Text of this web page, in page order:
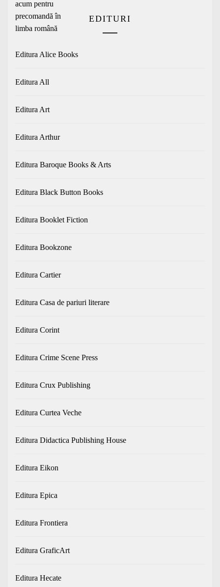
EDITURI
Editura Alice Books
Editura All
Editura Art
Editura Arthur
Editura Baroque Books & Arts
Editura Black Button Books
Editura Booklet Fiction
Editura Bookzone
Editura Cartier
Editura Casa de pariuri literare
Editura Corint
Editura Crime Scene Press
Editura Crux Publishing
Editura Curtea Veche
Editura Didactica Publishing House
Editura Eikon
Editura Epica
Editura Frontiera
Editura GraficArt
Editura Hecate